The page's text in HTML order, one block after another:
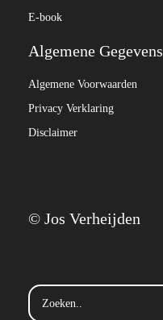
E-book
Algemene Gegevens
Algemene Voorwaarden
Privacy Verklaring
Disclaimer
© Jos Verheijden